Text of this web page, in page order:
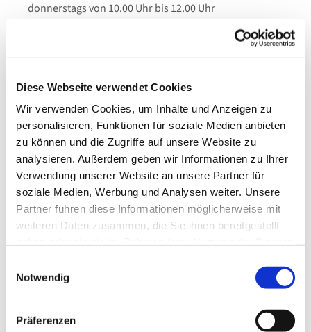
Diese Webseite verwendet Cookies
Wir verwenden Cookies, um Inhalte und Anzeigen zu
personalisieren, Funktionen für soziale Medien anbieten
zu können und die Zugriffe auf unsere Website zu
analysieren. Außerdem geben wir Informationen zu Ihrer
Verwendung unserer Website an unsere Partner für
soziale Medien, Werbung und Analysen weiter. Unsere
Partner führen diese Informationen möglicherweise mit
weiteren Daten zusammen, die Sie ihnen bereitgestellt
Notwendig
Präferenzen
donnerstags von 10.00 Uhr bis 12.00 Uhr
Dies könnte Sie auch
interessieren